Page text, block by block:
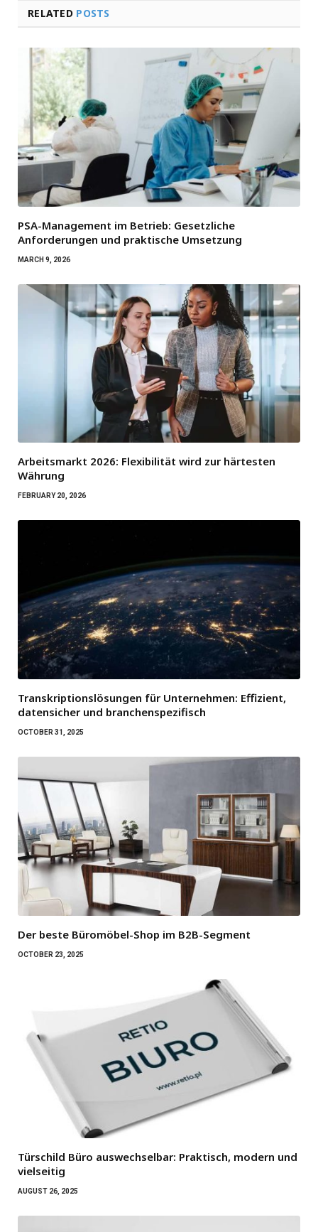
RELATED POSTS
PSA-Management im Betrieb: Gesetzliche
Anforderungen und praktische Umsetzung
MARCH 9, 2026
Arbeitsmarkt 2026: Flexibilität wird zur härtesten
Währung
FEBRUARY 20, 2026
Transkriptionslösungen für Unternehmen: Effizient,
datensicher und branchenspezifisch
OCTOBER 31, 2025
Der beste Büromöbel-Shop im B2B-Segment
OCTOBER 23, 2025
Türschild Büro auswechselbar: Praktisch, modern und
vielseitig
AUGUST 26, 2025